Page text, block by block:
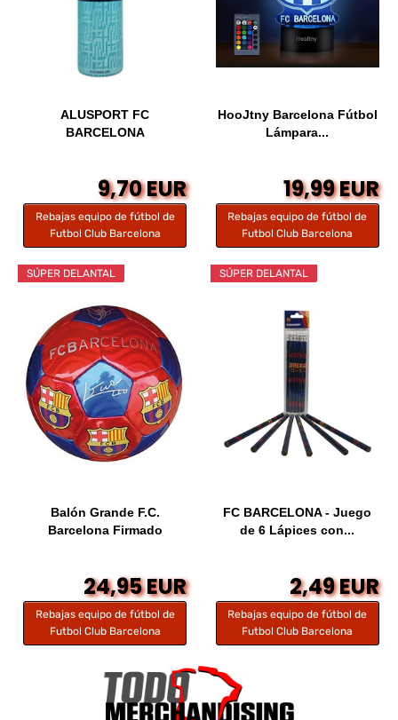
ALUSPORT FC
BARCELONA
9,70 EUR
Rebajas equipo de fútbol de
Futbol Club Barcelona
HooJtny Barcelona Fútbol
Lámpara...
19,99 EUR
Rebajas equipo de fútbol de
Futbol Club Barcelona
SÚPER DELANTAL
Balón Grande F.C.
Barcelona Firmado
24,95 EUR
Rebajas equipo de fútbol de
Futbol Club Barcelona
SÚPER DELANTAL
FC BARCELONA - Juego
de 6 Lápices con...
2,49 EUR
Rebajas equipo de fútbol de
Futbol Club Barcelona